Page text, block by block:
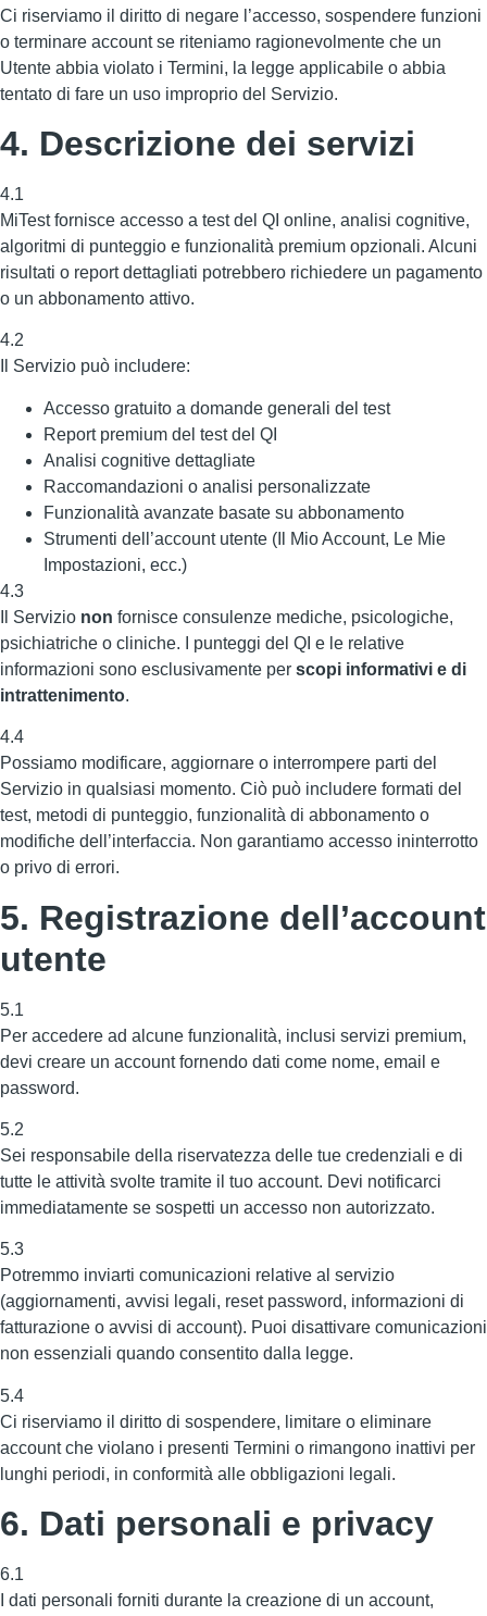
Ci riserviamo il diritto di negare l’accesso, sospendere funzioni
o terminare account se riteniamo ragionevolmente che un
Utente abbia violato i Termini, la legge applicabile o abbia
tentato di fare un uso improprio del Servizio.
4. Descrizione dei servizi
4.1
MiTest fornisce accesso a test del QI online, analisi cognitive,
algoritmi di punteggio e funzionalità premium opzionali. Alcuni
risultati o report dettagliati potrebbero richiedere un pagamento
o un abbonamento attivo.
4.2
Il Servizio può includere:
Accesso gratuito a domande generali del test
Report premium del test del QI
Analisi cognitive dettagliate
Raccomandazioni o analisi personalizzate
Funzionalità avanzate basate su abbonamento
Strumenti dell’account utente (Il Mio Account, Le Mie
Impostazioni, ecc.)
4.3
Il Servizio non fornisce consulenze mediche, psicologiche,
psichiatriche o cliniche. I punteggi del QI e le relative
informazioni sono esclusivamente per scopi informativi e di
intrattenimento.
4.4
Possiamo modificare, aggiornare o interrompere parti del
Servizio in qualsiasi momento. Ciò può includere formati del
test, metodi di punteggio, funzionalità di abbonamento o
modifiche dell’interfaccia. Non garantiamo accesso ininterrotto
o privo di errori.
5. Registrazione dell’account
utente
5.1
Per accedere ad alcune funzionalità, inclusi servizi premium,
devi creare un account fornendo dati come nome, email e
password.
5.2
Sei responsabile della riservatezza delle tue credenziali e di
tutte le attività svolte tramite il tuo account. Devi notificarci
immediatamente se sospetti un accesso non autorizzato.
5.3
Potremmo inviarti comunicazioni relative al servizio
(aggiornamenti, avvisi legali, reset password, informazioni di
fatturazione o avvisi di account). Puoi disattivare comunicazioni
non essenziali quando consentito dalla legge.
5.4
Ci riserviamo il diritto di sospendere, limitare o eliminare
account che violano i presenti Termini o rimangono inattivi per
lunghi periodi, in conformità alle obbligazioni legali.
6. Dati personali e privacy
6.1
I dati personali forniti durante la creazione di un account,